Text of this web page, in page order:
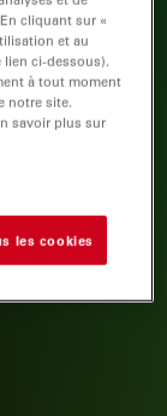
cliquant sur «
et au
lien ci-dessous).
à tout moment
notre site.
savoir plus sur
les cookies